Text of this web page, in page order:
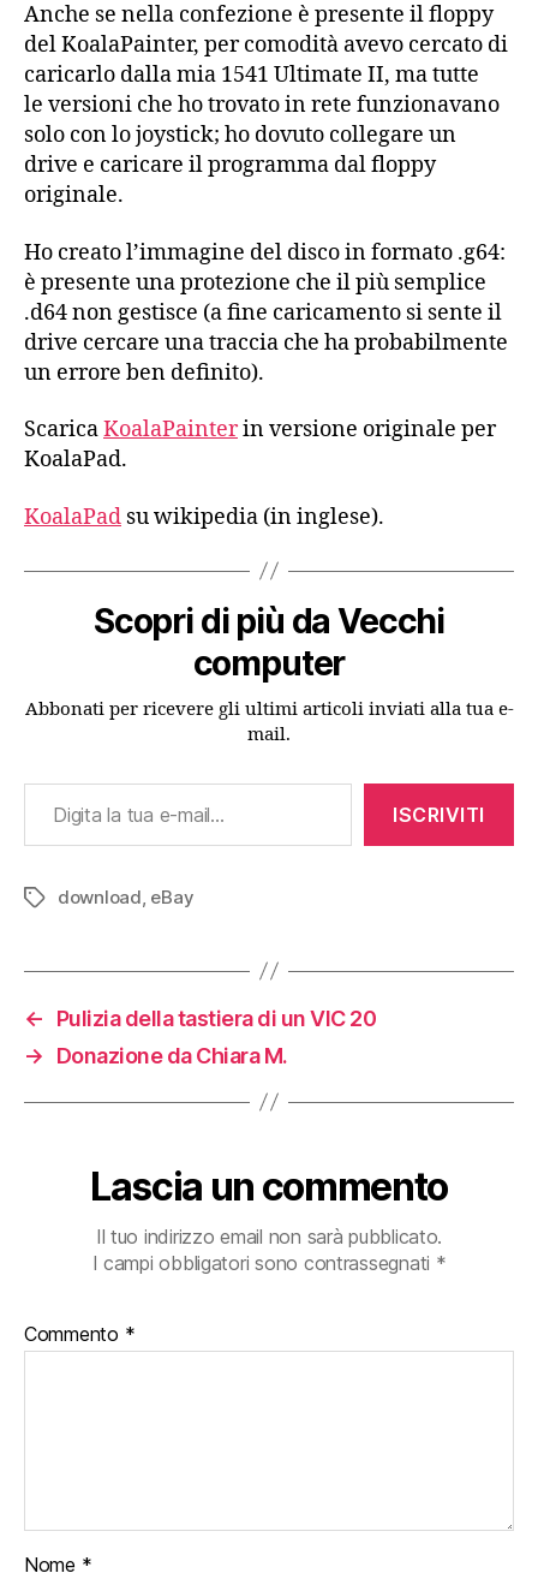
Anche se nella confezione è presente il floppy
del KoalaPainter, per comodità avevo cercato di
caricarlo dalla mia 1541 Ultimate II, ma tutte
le versioni che ho trovato in rete funzionavano
solo con lo joystick; ho dovuto collegare un
drive e caricare il programma dal floppy
originale.
Ho creato l’immagine del disco in formato .g64:
è presente una protezione che il più semplice
.d64 non gestisce (a fine caricamento si sente il
drive cercare una traccia che ha probabilmente
un errore ben definito).
ScaricaKoalaPainterin versione originale per
KoalaPad.
KoalaPad su wikipedia (in inglese).
Scopri di più da Vecchi
computer
Abbonati per ricevere gli ultimi articoli inviati alla tua e-
mail.
Digita la tua e-mail...
ISCRIVITI
Tag download eBay
←
Pulizia della tastiera di un VIC 20
→
Donazione da Chiara M.
Lascia un commento
Il tuo indirizzo email non sarà pubblicato.
I campi obbligatori sono contrassegnati *
Commento *
Nome *